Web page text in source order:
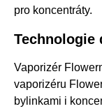
pro koncentráty.
Technologie
Vaporizér
vaporizéru
bylinkami i